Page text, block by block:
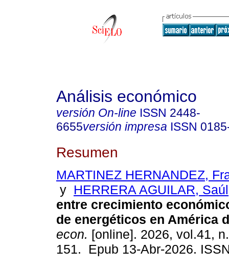
Análisis económico
versión On-line ISSN 2448-
6655versión impresa ISSN
Resumen
MARTINEZ HERNANDEZ,
y HERRERA AGUILAR, Saúl
entre crecimiento
de energéticos en América
econ. [online]. 2026, vol.41,
151. Epub 13-Abr-2026.